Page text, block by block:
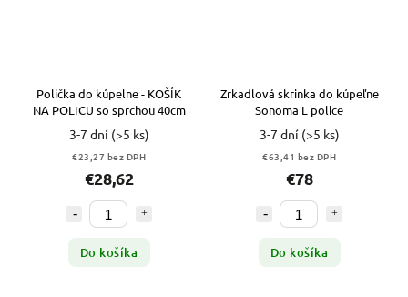
Polička do kúpelne - KOŠÍK
NA POLICU so sprchou 40cm
3-7 dní (>5 ks)
€23,27 bez DPH
€28,62
Do košíka
Zrkadlová skrinka do kúpeľne
Sonoma L police
3-7 dní (>5 ks)
€63,41 bez DPH
€78
Do košíka